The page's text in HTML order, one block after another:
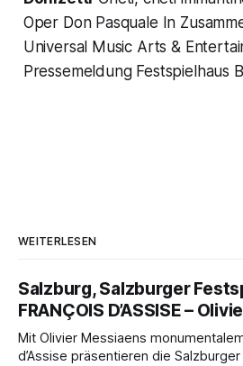
Oper Don Pasquale In
Universal Music Arts &
Pressemeldung Festspielhaus
WEITERLESEN
Salzburg, Salzburger
FRANÇOIS D’ASSISE –
Mit Olivier Messiaens
d’Assise präsentieren die